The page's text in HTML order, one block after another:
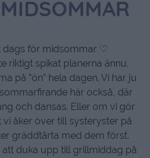
dags för midsommar ♡
riktigt spikat planerna ännu,
på ”ön” hela dagen. Vi har ju
här också, där
och dansas. Eller om vi gör
åker över till systeryster på
gräddtårta med dem först.
att duka upp till grillmiddag på